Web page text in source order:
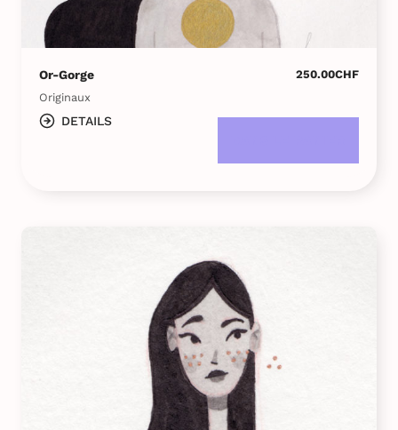
Or-Gorge 250.00CHF
Originaux
DETAILS